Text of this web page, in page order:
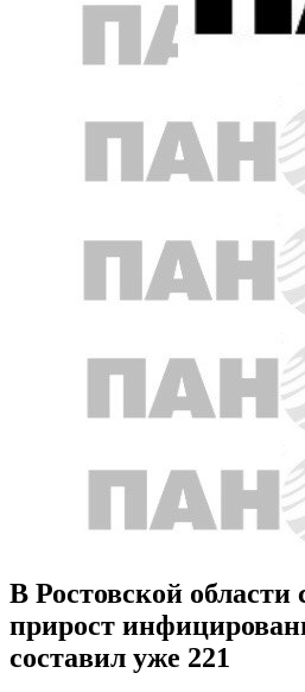
В Ростовской области
прирост
составил уже 221